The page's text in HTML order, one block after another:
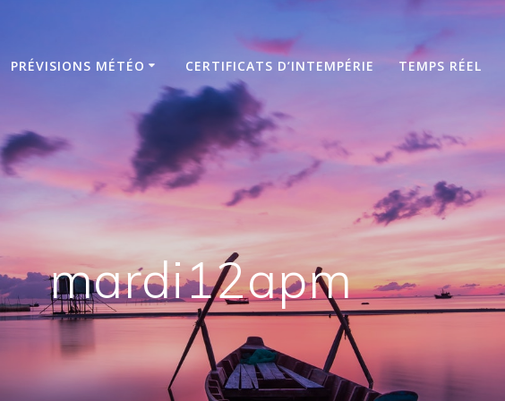
PRÉVISIONS MÉTÉO CERTIFICATS D’INTEMPÉRIE TEMPS RÉEL
mardi12apm